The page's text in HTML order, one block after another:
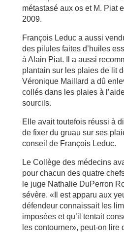
métastasé aux os et M. Piat
2009.
François Leduc a aussi
des pilules faites d’huiles
à Alain Piat. Il a aussi
plantain sur les plaies de lit
Véronique Maillard a dû
collés dans les plaies à
sourcils.
Elle avait toutefois réussi à
de fixer du gruau sur ses
conseil de François Leduc.
Le Collège des médecins
pour chacun des quatre
le juge Nathalie DuPerron
sévère. «Il est apparu aux
défendeur connaissait les
imposées et qu’il tentait
les contourner», peut-on lire